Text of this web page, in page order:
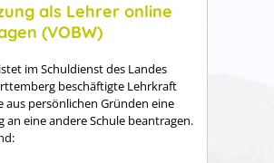
als Lehrer online
(VOBW)
im Schuldienst des Landes
beschäftigte Lehrkraft
aus persönlichen Gründen eine
an eine andere Schule beantragen.